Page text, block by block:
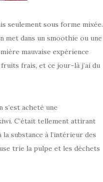
seulement sous forme mixée.
met dans un smoothie ou une
mauvaise expérience
fruits frais, et ce jour-là j’ai du
s’est acheté une
C’était tellement attirant
substance à l’intérieur des
trie la pulpe et les déchets